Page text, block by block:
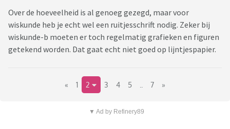
Over de hoeveelheid is al genoeg gezegd, maar voor
wiskunde heb je echt wel een ruitjesschrift nodig. Zeker bij
wiskunde-b moeten er toch regelmatig grafieken en figuren
getekend worden. Dat gaat echt niet goed op lijntjespapier.
« 1 2 3 4 5 7 »
▼ Ad by Refinery89